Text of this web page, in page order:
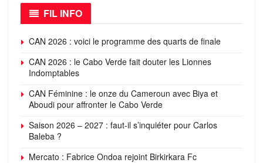
FIL INFO
CAN 2026 : voici le programme des quarts de finale
CAN 2026 : le Cabo Verde fait douter les Lionnes
Indomptables
CAN Féminine : le onze du Cameroun avec Biya et
Aboudi pour affronter le Cabo Verde
Saison 2026 – 2027 : faut-il s’inquiéter pour Carlos
Baleba ?
Mercato : Fabrice Ondoa rejoint Birkirkara Fc